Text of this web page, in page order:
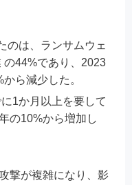
のは、ランサムウェ
の44%であり、2023
ら減少した。
1か月以上を要して
の10%から増加し
撃が複雑になり、影